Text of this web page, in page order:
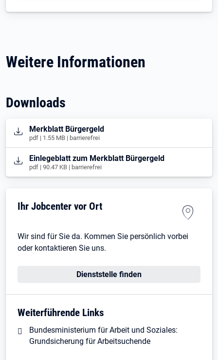
Weitere Informationen
Downloads
Öffnet in neuem Tab
Merkblatt Bürgergeld
pdf | 1.55 MB | barrierefrei
Öffnet in neuem Tab
Einlegeblatt zum Merkblatt Bürgergeld
pdf | 90.47 KB | barrierefrei
Ihr Jobcenter vor Ort
Wir sind für Sie da. Kommen Sie persönlich vorbei
oder kontaktieren Sie uns.
Dienststelle finden
Weiterführende Links
Bundesministerium für Arbeit und Soziales:
Grundsicherung für Arbeitsuchende